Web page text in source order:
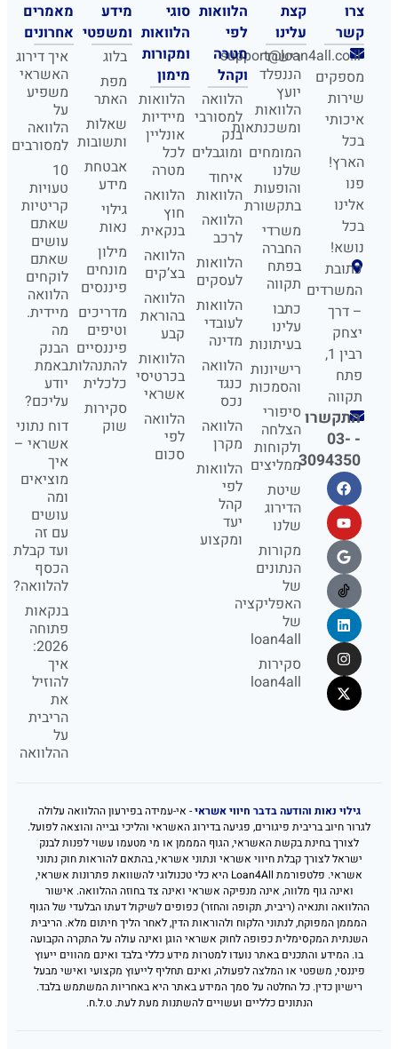
צרו
קשר
support@loan4all.co.il
מספקים
שירות
איכותי
בכל
הארץ!
פנו
אלינו
בכל
נושא!
כתובת
המשרדים
– דרך
יצחק
רבין 1,
פתח
תקווה
התקשרו
- 03-
3094350
קצת
עלינו
רישרד
הננפלד
יועץ
הלוואות
ומשכנתאות
המומחים
שלנו
והופעות
בתקשורת
משרדי
החברה
בפתח
תקווה
כתבו
עלינו
בעיתונות
רישיונות
והסמכות
סיפורי
הצלחה
ולקוחות
ממליצים
שיטת
הדירוג
שלנו
מקורות
הנתונים
של
האפליקציה
של
loan4all
סקירות
loan4all
הלוואות
לפי
מטרה
וקהל
הלוואה
למסורבי
בנק
ומוגבלים
איחוד
הלוואות
הלוואה
לרכב
הלוואות
לעסקים
הלוואות
לעובדי
מדינה
הלוואה
כנגד
נכס
הלוואה
מקרן
הלוואות
לפי
קהל
יעד
ומקצוע
סוגי
הלוואות
ומקורות
מימון
הלוואות
מיידיות
אונליין
לכל
מטרה
הלוואה
חוץ
בנקאית
הלוואה
בצ’קים
הלוואה
בהוראת
קבע
הלוואות
בכרטיסי
אשראי
הלוואה
לפי
סכום
מידע
ומשפטי
בלוג
מפת
האתר
שאלות
ותשובות
אבטחת
מידע
גילוי
נאות
מילון
מונחים
פיננסים
מדריכים
וטיפים
פיננסיים
להתנהלות
כלכלית
סקירות
שוק
מאמרים
אחרונים
איך דירוג
האשראי
משפיע
על
הלוואה
למסורבים
10
טעויות
קריטיות
שאתם
עושים
שאתם
לוקחים
הלוואה
מיידית.
מה
הבנק
באמת
יודע
עליכם?
דוח נתוני
אשראי –
איך
מוציאים
ומה
עושים
עם זה
ועד קבלת
הכסף
להלוואה?
בנקאות
פתוחה
2026:
איך
להוזיל
את
הריבית
על
ההלוואה
גילוי נאות והודעה בדבר חיווי אשראי- אי-עמידה בפירעון ההלוואה עלולה
לגרור חיוב בריבית פיגורים, פגיעה בדירוג האשראי והליכי גבייה והוצאה לפועל.
לצורך בחינת בקשת האשראי, הגוף המממן או מי מטעמו עשוי לפנות לבנק
ישראל לצורך קבלת חיווי אשראי ונתוני אשראי, בהתאם להוראות חוק נתוני
אשראי. פלטפורמת Loan4All היא כלי טכנולוגי להשוואת פתרונות אשראי,
ואינה גוף מלווה, אינה מנפיקה אשראי ואינה צד בחוזה ההלוואה. אישור
ההלוואה ותנאיה (ריבית, תקופה והחזר) כפופים לשיקול דעתו הבלעדי של הגוף
המממן המפוקח, לנתוני הלקוח ולהוראות הדין, לאחר הליך חיתום מלא. הריבית
השנתית המקסימלית כפופה לחוק אשראי הוגן ואינה עולה על התקרה הקבועה
בו. המידע והתכנים באתר נועדו למטרות מידע כללי בלבד ואינם מהווים ייעוץ
פיננסי, משפטי או המלצה לפעולה, ואינם תחליף לייעוץ מקצועי ואישי מבעל
רישיון כדין. כל החלטה על סמך המידע באתר היא באחריות המשתמש בלבד.
הנתונים כלליים ועשויים להשתנות מעת לעת. ט.ל.ח.